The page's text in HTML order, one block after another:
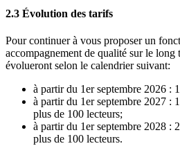
2.3 Évolution des tarifs
Pour continuer à vous proposer un
accompagnement de qualité sur le long
évolueront selon le calendrier suivant:
à partir du 1er septembre 2026 :
à partir du 1er septembre 2027 :
plus de 100 lecteurs;
à partir du 1er septembre 2028 :
plus de 100 lecteurs.